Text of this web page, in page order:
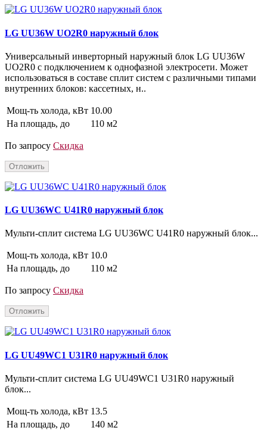
LG UU36W UO2R0 наружный блок
Универсальный инверторный наружный блок LG UU36W
UO2R0 с подключением к однофазной электросети. Может
использоваться в составе сплит систем с различными типами
внутренних блоков: кассетных, н..
Мощ-ть холода, кВт 10.00
На площадь, до
110 м2
По запросу Скидка
Отложить
LG UU36WC U41R0 наружный блок
Мульти-сплит система LG UU36WC U41R0 наружный блок...
Мощ-ть холода, кВт 10.0
На площадь, до
110 м2
По запросу Скидка
Отложить
LG UU49WC1 U31R0 наружный блок
Мульти-сплит система LG UU49WC1 U31R0 наружный
блок...
Мощ-ть холода, кВт 13.5
На площадь, до
140 м2